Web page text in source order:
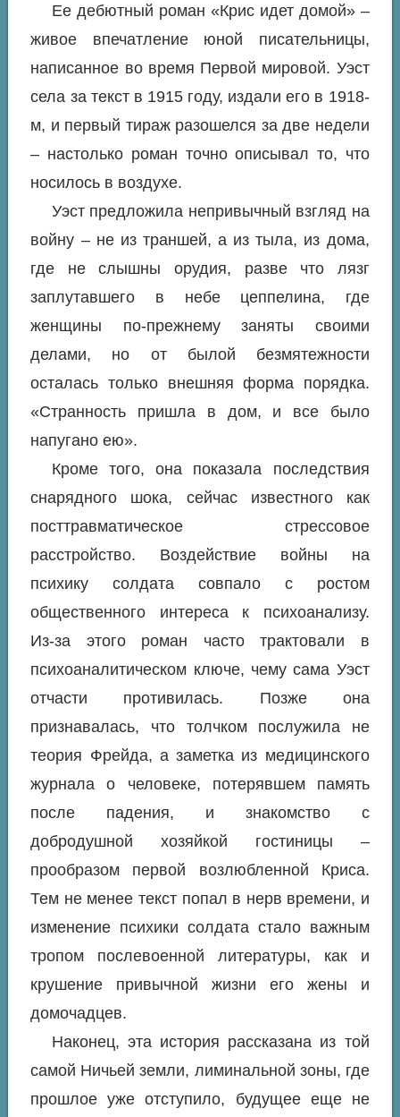
Ее дебютный роман «Крис идет домой» –
живое впечатление юной писательницы,
написанное во время Первой мировой. Уэст
села за текст в 1915 году, издали его в 1918-
м, и первый тираж разошелся за две недели
– настолько роман точно описывал то, что
носилось в воздухе.
Уэст предложила непривычный взгляд на
войну – не из траншей, а из тыла, из дома,
где не слышны орудия, разве что лязг
заплутавшего в небе цеппелина, где
женщины по-прежнему заняты своими
делами, но от былой безмятежности
осталась только внешняя форма порядка.
«Странность пришла в дом, и все было
напугано ею».
Кроме того, она показала последствия
снарядного шока, сейчас известного как
посттравматическое стрессовое
расстройство. Воздействие войны на
психику солдата совпало с ростом
общественного интереса к психоанализу.
Из-за этого роман часто трактовали в
психоаналитическом ключе, чему сама Уэст
отчасти противилась. Позже она
признавалась, что толчком послужила не
теория Фрейда, а заметка из медицинского
журнала о человеке, потерявшем память
после падения, и знакомство с
добродушной хозяйкой гостиницы –
прообразом первой возлюбленной Криса.
Тем не менее текст попал в нерв времени, и
изменение психики солдата стало важным
тропом послевоенной литературы, как и
крушение привычной жизни его жены и
домочадцев.
Наконец, эта история рассказана из той
самой Ничьей земли, лиминальной зоны, где
прошлое уже отступило, будущее еще не